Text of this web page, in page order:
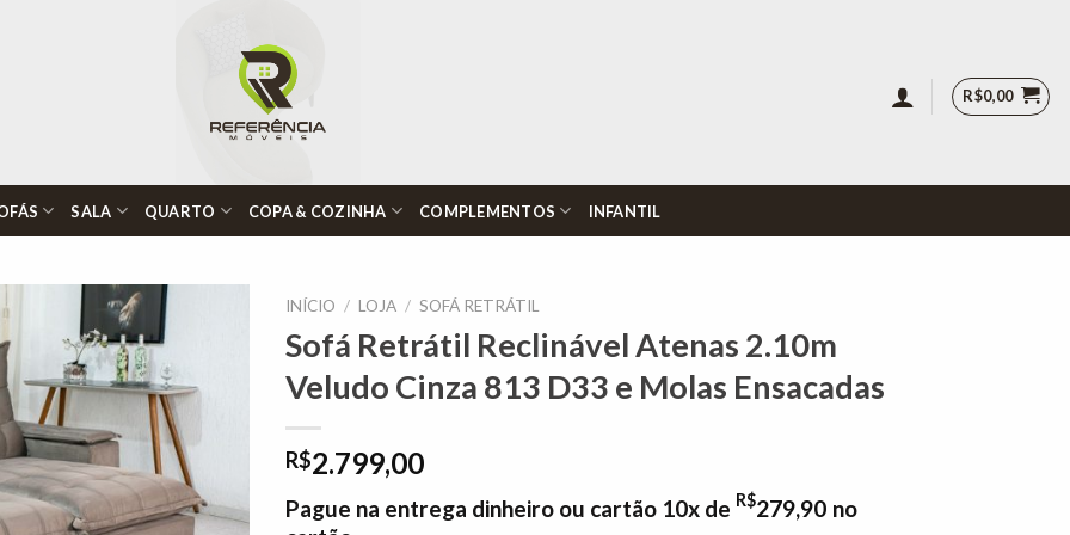
R$0,00
SALA QUARTO COPA & COZINHA COMPLEMENTOS INFANTIL
Adicionar
à lista de
desejos"
INÍCIO / LOJA / SOFÁ RETRÁTIL
Sofá Retrátil Reclinável Atenas 2.10m
Veludo Cinza 813 D33 e Molas Ensacadas
R$2.799,00
Pague na entrega dinheiro ou cartão 10x de R$279,90 no